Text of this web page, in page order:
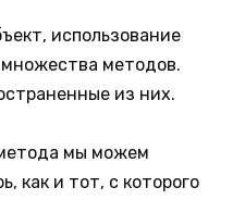
использование
множества методов.
из них.
мы можем
как и тот, с которого